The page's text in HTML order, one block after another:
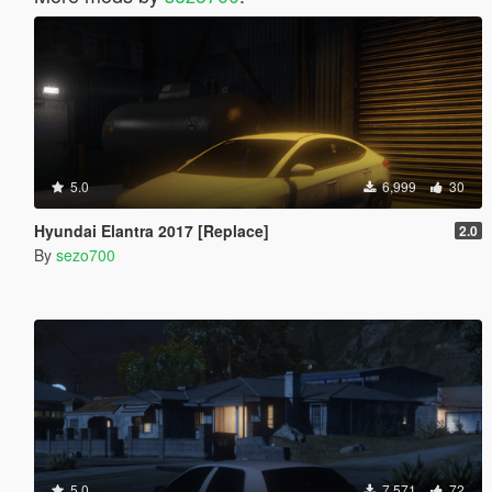
5.0 6,999 30
Hyundai Elantra 2017 [Replace] 2.0
By sezo700